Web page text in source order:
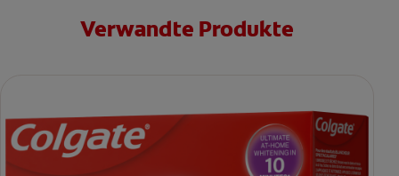
Verwandte Produkte